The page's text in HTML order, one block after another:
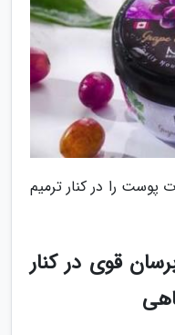
پوست را در کنار ترمیم
قوی در کنار